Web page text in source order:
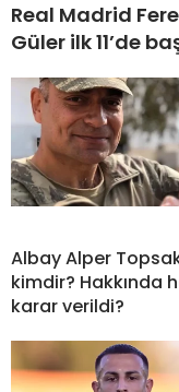
Real Madrid
Güler ilk 11’de
Albay Alper
kimdir? Hakkında
karar verildi?